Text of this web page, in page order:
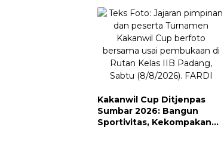
Kakanwil Cup Ditjenpas
Sumbar 2026: Bangun
Sportivitas, Kekompakan